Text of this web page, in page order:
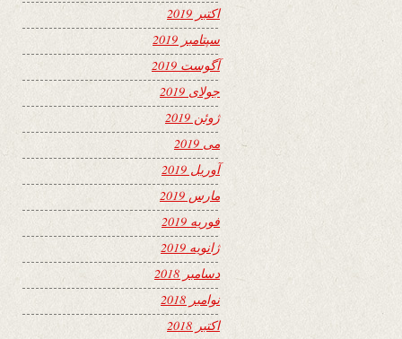
اکتبر 2019
سپتامبر 2019
آگوست 2019
جولای 2019
ژوئن 2019
می 2019
آوریل 2019
مارس 2019
فوریه 2019
ژانویه 2019
دسامبر 2018
نوامبر 2018
اکتبر 2018